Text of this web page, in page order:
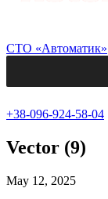
СТО «Автоматик»
+38-096-924-58-04
Vector (9)
May 12, 2025